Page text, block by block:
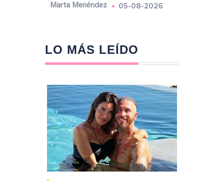
Marta Menéndez 05-08-2026
LO MÁS LEÍDO